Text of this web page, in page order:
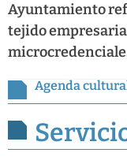
Ayuntamiento
tejido
Agenda